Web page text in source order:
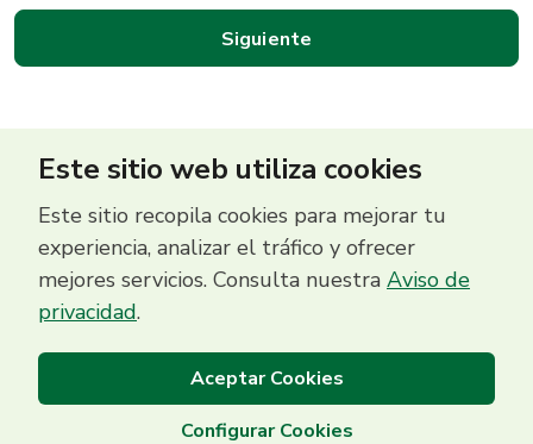
Este sitio web utiliza cookies
Este sitio recopila cookies para mejorar tu
experiencia, analizar el tráfico y ofrecer
mejores servicios. Consulta nuestra Aviso de
privacidad.
Aceptar Cookies
Configurar Cookies